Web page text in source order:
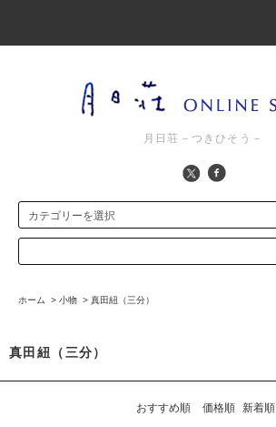
月日荘－つきひそう－
ホーム > 小物 > 真田紐（三分）
真田紐（三分）
おすすめ順 価格順 新着順